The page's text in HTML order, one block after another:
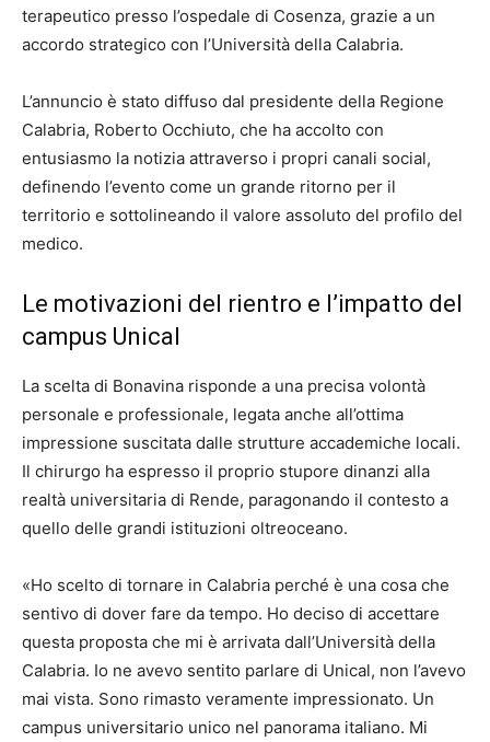
terapeutico presso l’ospedale di Cosenza, grazie a un
accordo strategico con l’Università della Calabria.
L’annuncio è stato diffuso dal presidente della Regione
Calabria, Roberto Occhiuto, che ha accolto con
entusiasmo la notizia attraverso i propri canali social,
definendo l’evento come un grande ritorno per il
territorio e sottolineando il valore assoluto del profilo del
medico.
Le motivazioni del rientro e l’impatto del
campus Unical
La scelta di Bonavina risponde a una precisa volontà
personale e professionale, legata anche all’ottima
impressione suscitata dalle strutture accademiche locali.
Il chirurgo ha espresso il proprio stupore dinanzi alla
realtà universitaria di Rende, paragonando il contesto a
quello delle grandi istituzioni oltreoceano.
«Ho scelto di tornare in Calabria perché è una cosa che
sentivo di dover fare da tempo. Ho deciso di accettare
questa proposta che mi è arrivata dall’Università della
Calabria. Io ne avevo sentito parlare di Unical, non l’avevo
mai vista. Sono rimasto veramente impressionato. Un
campus universitario unico nel panorama italiano. Mi